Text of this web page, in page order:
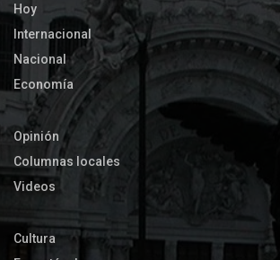
Hoy
Internacional
Nacional
Economía
Opinión
Columnas locales
Videos
Cultura